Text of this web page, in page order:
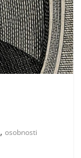
,osobnosti